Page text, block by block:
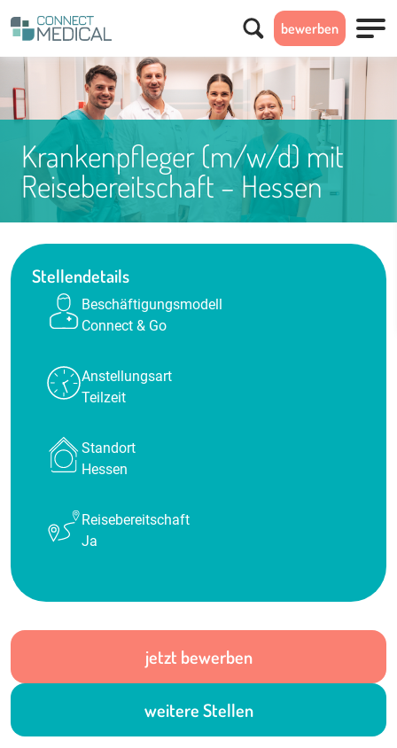
Menü
bewerben
Krankenpfleger (m/w/d) mit
Reisebereitschaft – Hessen
Stellendetails
Beschäftigungsmodell
Connect & Go
Anstellungsart
Teilzeit
Standort
Hessen
Reisebereitschaft
Ja
jetzt bewerben
weitere Stellen